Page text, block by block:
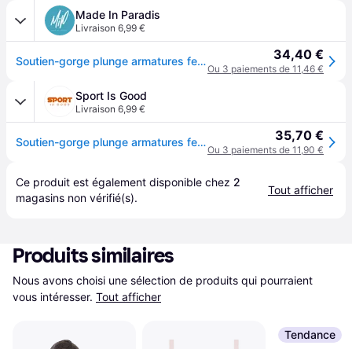
Made In Paradis
Livraison 6,99 €
Soutien-gorge plunge armatures femme Elomi Brianna - Blanc 34,40 €
Ou 3 paiements de 11,46 €
Sport Is Good
Livraison 6,99 €
Soutien-gorge plunge armatures femme Elomi Brianna - Blanc 35,70 €
Ou 3 paiements de 11,90 €
Ce produit est également disponible chez 2
magasins non vérifié(s).
Tout afficher
Produits similaires
Nous avons choisi une sélection de produits qui pourraient
vous intéresser. Tout afficher
Tendance